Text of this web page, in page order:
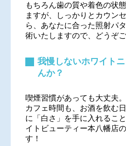
もちろん歯の質や着色の状
ますが、しっかりとカウン
ら、あなたに合った照射パ
術いたしますので、どうぞ
我慢しないホワイト
んか？
喫煙習慣があっても大丈夫。
カフェ時間も、お酒を飲む
に「白さ」を手に入れるこ
イトビューティー本八幡店
す！